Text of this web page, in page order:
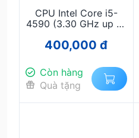
CPU Intel Core i5-
4590 (3.30 GHz up to
Cache, 4 Cores 4
400,000 đ
Còn hàng
Quà tặng